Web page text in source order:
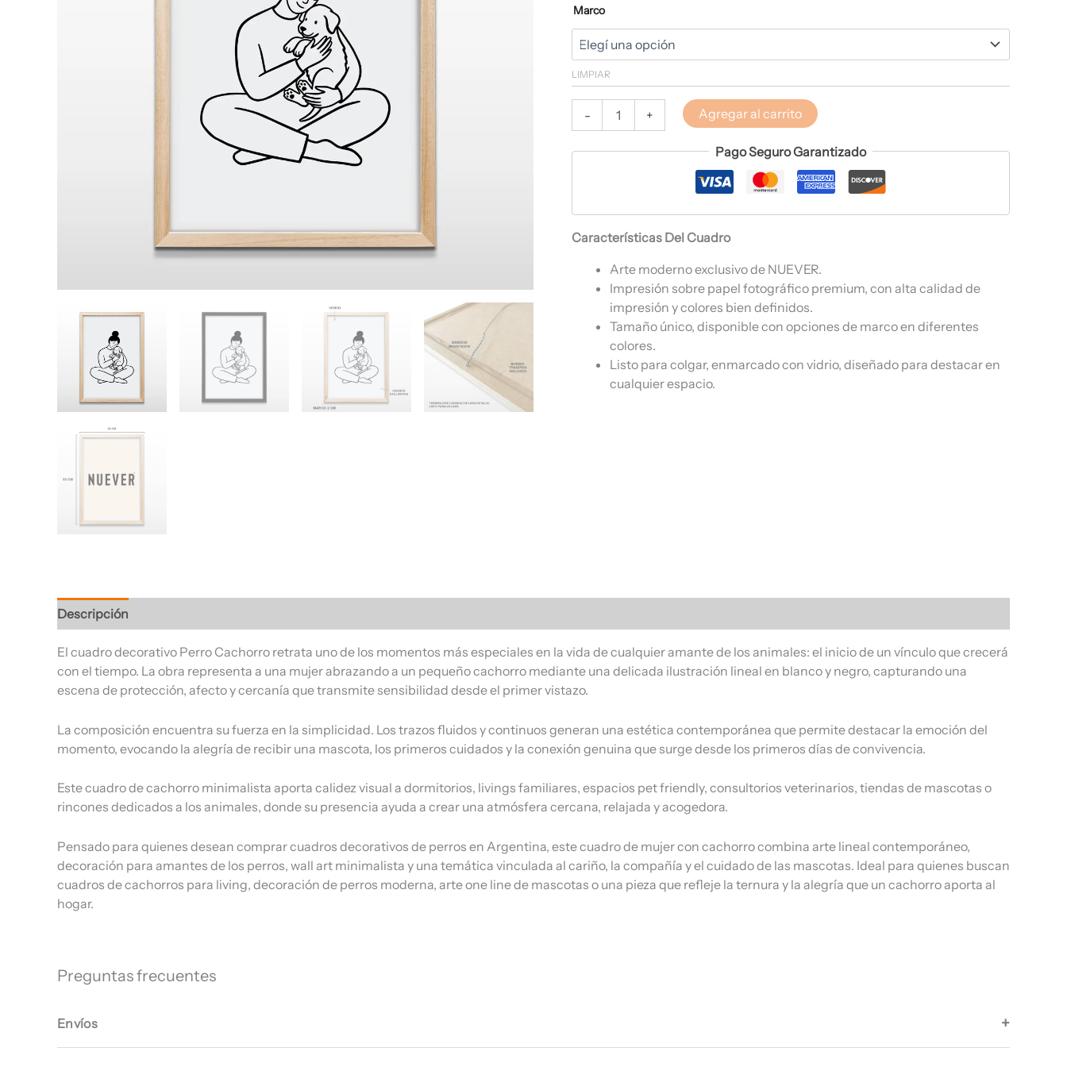
Marco
LIMPIAR
- + Agregar al carrito
Pago Seguro Garantizado
Características Del Cuadro
Arte moderno exclusivo de NUEVER.
Impresión sobre papel fotográfico premium, con alta calidad de
impresión y colores bien definidos.
Tamaño único, disponible con opciones de marco en diferentes
colores.
Listo para colgar, enmarcado con vidrio, diseñado para destacar en
cualquier espacio.
Descripción
El cuadro decorativo Perro Cachorro retrata uno de los momentos más especiales en la vida de cualquier amante de los animales: el inicio de un vínculo que crecerá
con el tiempo. La obra representa a una mujer abrazando a un pequeño cachorro mediante una delicada ilustración lineal en blanco y negro, capturando una
escena de protección, afecto y cercanía que transmite sensibilidad desde el primer vistazo.
La composición encuentra su fuerza en la simplicidad. Los trazos fluidos y continuos generan una estética contemporánea que permite destacar la emoción del
momento, evocando la alegría de recibir una mascota, los primeros cuidados y la conexión genuina que surge desde los primeros días de convivencia.
Este cuadro de cachorro minimalista aporta calidez visual a dormitorios, livings familiares, espacios pet friendly, consultorios veterinarios, tiendas de mascotas o
rincones dedicados a los animales, donde su presencia ayuda a crear una atmósfera cercana, relajada y acogedora.
Pensado para quienes desean comprar cuadros decorativos de perros en Argentina, este cuadro de mujer con cachorro combina arte lineal contemporáneo,
decoración para amantes de los perros, wall art minimalista y una temática vinculada al cariño, la compañía y el cuidado de las mascotas. Ideal para quienes buscan
cuadros de cachorros para living, decoración de perros moderna, arte one line de mascotas o una pieza que refleje la ternura y la alegría que un cachorro aporta al
hogar.
Preguntas frecuentes
Envíos